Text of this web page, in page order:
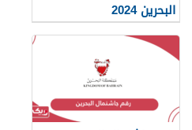
البحرين 2024